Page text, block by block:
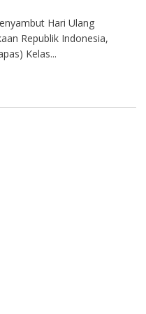
Hari Ulang
Republik Indonesia,
Kelas...